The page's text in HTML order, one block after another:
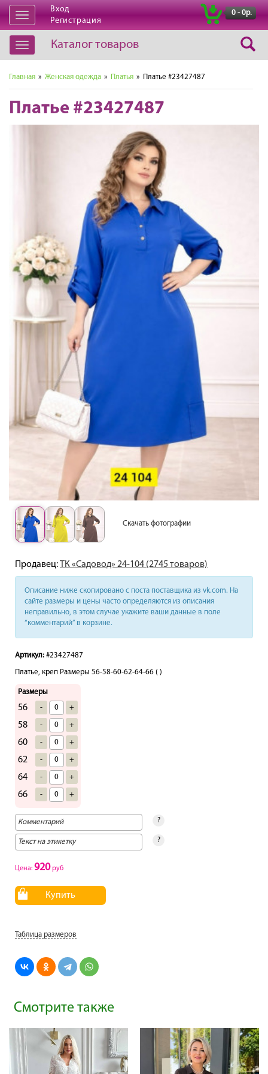
Открыть
навигацию
Вход
Регистрация
0 - 0р.
Открыть
навигацию
Каталог товаров
Главная » Женская одежда » Платья » Платье #23427487
Платье #23427487
Скачать фотографии
Продавец:ТК «Садовод» 24-104 (2745 товаров)
Описание ниже скопировано с поста поставщика из vk.com. На
сайте размеры и цены часто определяются из описания
неправильно, в этом случае укажите ваши данные в поле
“комментарий” в корзине.
Артикул: #23427487
Платье, креп Размеры 56-58-60-62-64-66 ( )
Размеры
56 - +
58 - +
60 - +
62 - +
64 - +
66 - +
?
?
Цена: 920руб
Купить
Таблица размеров
Смотрите также